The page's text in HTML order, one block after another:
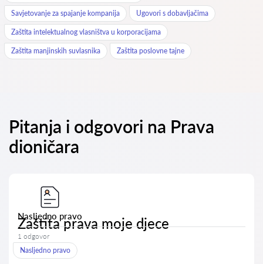
Savjetovanje za spajanje kompanija Ugovori s dobavljačima
Zaštita intelektualnog vlasništva u korporacijama
Zaštita manjinskih suvlasnika Zaštita poslovne tajne
Pitanja i odgovori na Prava
dioničara
Nasljedno pravo
Zaštita prava moje djece
1 odgovor
Nasljedno pravo